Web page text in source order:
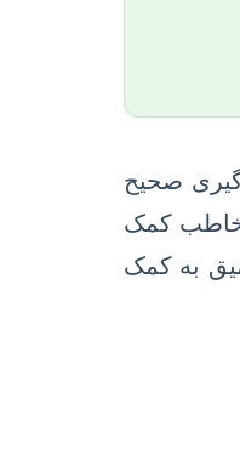
صحیح
مخاطب کمک
به کمک